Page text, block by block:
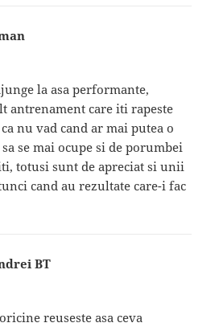
la asa performante,
antrenament care iti rapeste
nu vad cand ar mai putea o
se mai ocupe si de porumbei
totusi sunt de apreciat si unii
cand au rezultate care-i fac
BT
reuseste asa ceva